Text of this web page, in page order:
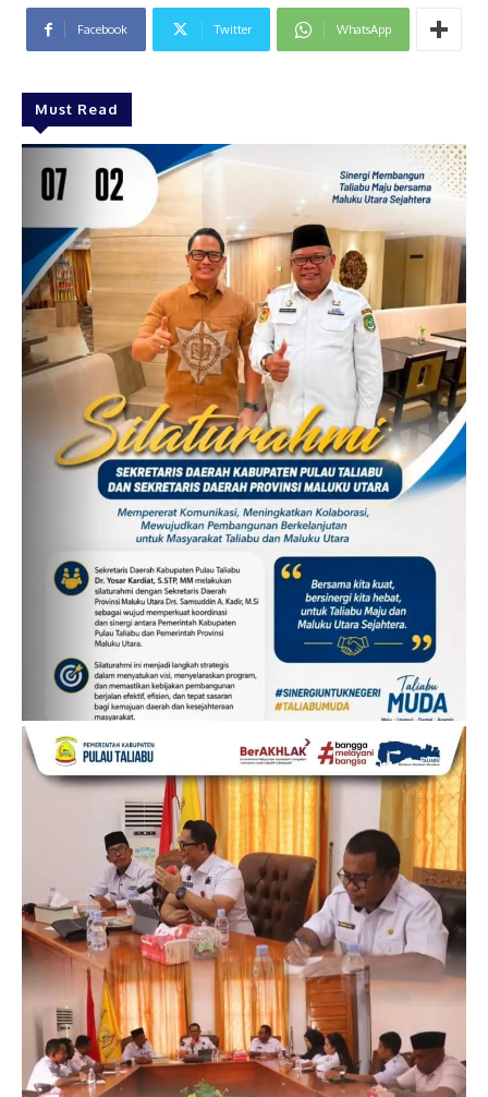
Facebook Twitter WhatsApp
Must Read